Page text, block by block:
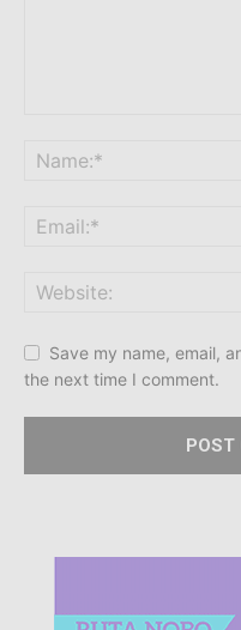
Save my name, email,
the next time I comment.